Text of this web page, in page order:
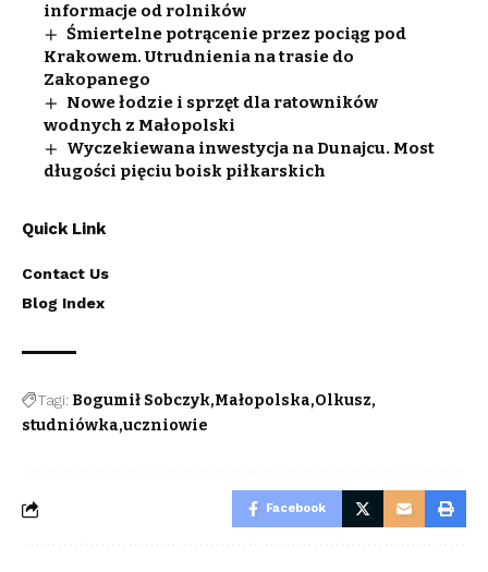
informacje od rolników
Śmiertelne potrącenie przez pociąg pod
Krakowem. Utrudnienia na trasie do
Zakopanego
Nowe łodzie i sprzęt dla ratowników
wodnych z Małopolski
Wyczekiewana inwestycja na Dunajcu. Most
długości pięciu boisk piłkarskich
Quick Link
Contact Us
Blog Index
Tagi: Bogumił Sobczyk Małopolska Olkusz
studniówka uczniowie
Facebook